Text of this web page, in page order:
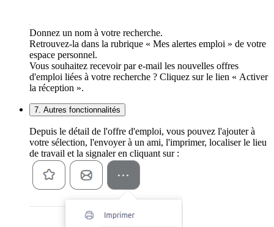
Donnez un nom à votre recherche.
Retrouvez-la dans la rubrique « Mes alertes emploi » de votre
espace personnel.
Vous souhaitez recevoir par e-mail les nouvelles offres
d'emploi liées à votre recherche ? Cliquez sur le lien « Activer
la réception ».
7. Autres fonctionnalités
Depuis le détail de l'offre d'emploi, vous pouvez l'ajouter à
votre sélection, l'envoyer à un ami, l'imprimer, localiser le lieu
de travail et la signaler en cliquant sur :